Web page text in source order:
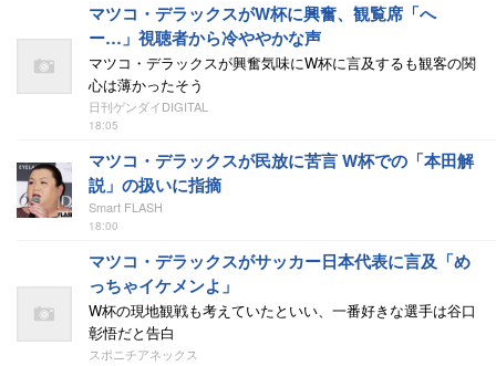
マツコ・デラックスがW杯に興奮、観覧席「へ
ー…」視聴者から冷ややかな声
マツコ・デラックスが興奮気味にW杯に言及するも観客の関
心は薄かったそう
日刊ゲンダイDIGITAL
18:05
マツコ・デラックスが民放に苦言 W杯での「本田解
説」の扱いに指摘
Smart FLASH
18:00
マツコ・デラックスがサッカー日本代表に言及「め
っちゃイケメンよ」
W杯の現地観戦も考えていたといい、一番好きな選手は谷口
彰悟だと告白
スポニチアネックス